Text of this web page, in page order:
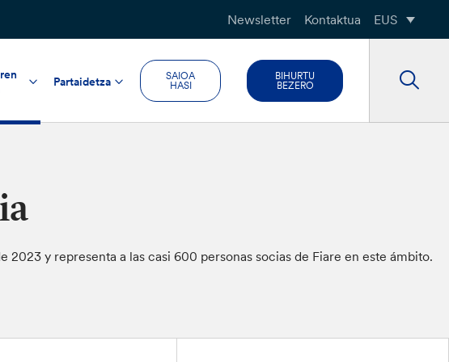
Newsletter Kontaktua EUS
Partaidetza
SAIOA
HASI
BIHURTU
BEZERO
y representa a las casi 600 personas socias de Fiare en este ámbito.